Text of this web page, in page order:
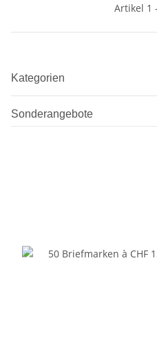
Artikel 1
Kategorien
Sonderangebote